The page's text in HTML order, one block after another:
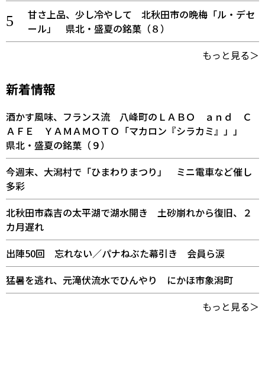
甘さ上品、少し冷やして 北秋田市の晩梅「ル・デセ
ール」 県北・盛夏の銘菓（８）
もっと見る＞
新着情報
酒かす風味、フランス流 八峰町のＬＡＢＯ ａｎｄ Ｃ
ＡＦＥ ＹＡＭＡＭＯＴＯ「マカロン『シラカミ』」」
県北・盛夏の銘菓（９）
今週末、大潟村で「ひまわりまつり」 ミニ電車など催し
多彩
北秋田市森吉の太平湖で湖水開き 土砂崩れから復旧、２
カ月遅れ
出陣50回 忘れない／パナねぶた幕引き 会員ら涙
猛暑を逃れ、元滝伏流水でひんやり にかほ市象潟町
もっと見る＞